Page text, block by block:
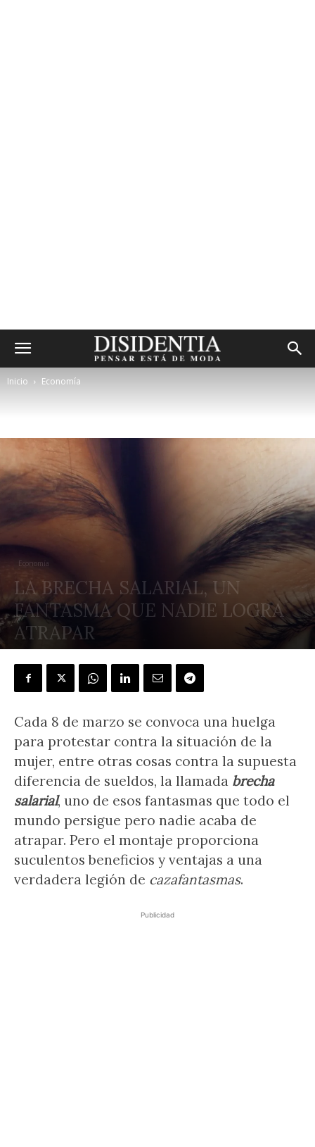
Inicio Economía
Economía
LA BRECHA SALARIAL, UN
FANTASMA QUE NADIE LOGRA
ATRAPAR
Cada 8 de marzo se convoca una huelga
para protestar contra la situación de la
mujer, entre otras cosas contra la supuesta
diferencia de sueldos, la llamada brecha
salarial, uno de esos fantasmas que todo el
mundo persigue pero nadie acaba de
atrapar. Pero el montaje proporciona
suculentos beneficios y ventajas a una
verdadera legión de cazafantasmas.
Publicidad